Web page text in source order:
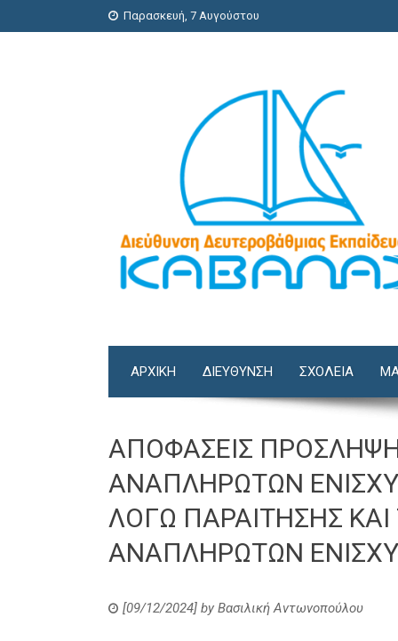
Παρασκευή, 7 Αυγούστου
ΑΡΧΙΚΗ ΔΙΕΎΘΥΝΣΗ ΣΧΟΛΕΊΑ
ΑΠΟΦΑΣΕΙΣ
ΑΝΑΠΛΗΡΩΤΩΝ
ΛΟΓΩ ΠΑΡΑΙΤΗΣΗΣ
ΑΝΑΠΛΗΡΩΤΩΝ
[09/12/2024] by Βασιλική Αντωνοπούλου